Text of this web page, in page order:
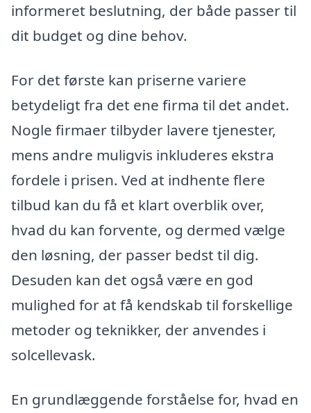
informeret beslutning, der både passer til
dit budget og dine behov.
For det første kan priserne variere
betydeligt fra det ene firma til det andet.
Nogle firmaer tilbyder lavere tjenester,
mens andre muligvis inkluderes ekstra
fordele i prisen. Ved at indhente flere
tilbud kan du få et klart overblik over,
hvad du kan forvente, og dermed vælge
den løsning, der passer bedst til dig.
Desuden kan det også være en god
mulighed for at få kendskab til forskellige
metoder og teknikker, der anvendes i
solcellevask.
En grundlæggende forståelse for, hvad en